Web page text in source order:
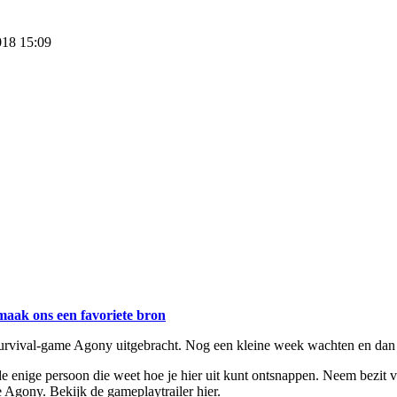
15:09
ons een favoriete bron
game Agony uitgebracht. Nog een kleine week wachten en
enige persoon die weet hoe je hier uit kunt ontsnappen. Neem bezit
Agony. Bekijk de gameplaytrailer hier.